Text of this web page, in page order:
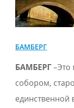
БАМБЕРГ
БАМБЕРГ
собором,
единственной